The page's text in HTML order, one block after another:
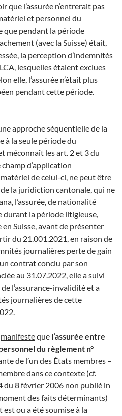
que l’assurée n’entrerait pas
et personnel du
que pendant la période
(avec la Suisse) était,
la perception d’indemnités
lesquelles étaient exclues
elle, l’assurée n’était plus
pendant cette période.
approche séquentielle de la
à la seule période du
méconnaît les art. 2 et 3 du
d’application
de celui-ci, ne peut être
la juridiction cantonale, qui ne
l’assurée, de nationalité
durant la période litigieuse,
Suisse, avant de présenter
du 21.001.2021, en raison de
journalières perte de gain
contrat conclu par son
au 31.07.2022, elle a suivi
l’assurance-invalidité et a
journalières de cette
manifesteque l’assurée entre
du règlement n°
de l’un des États membres –
dans ce contexte (cf.
du 8 février 2006 non publié in
des faits déterminants)
ou a été soumise à la